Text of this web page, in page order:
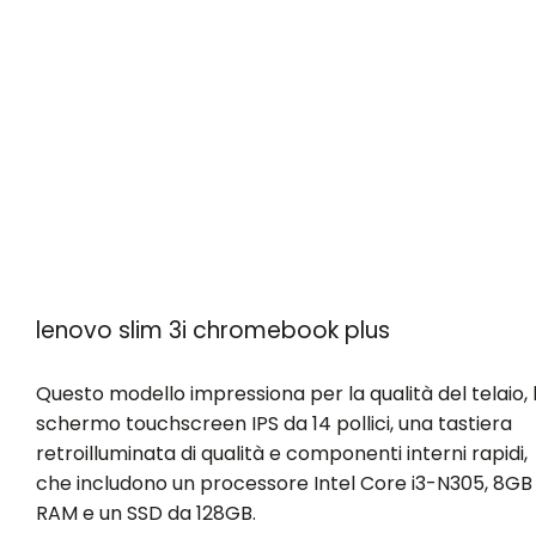
lenovo slim 3i chromebook plus
Questo modello impressiona per la qualità del telaio,
schermo touchscreen IPS da 14 pollici, una tastiera
retroilluminata di qualità e componenti interni rapidi,
che includono un processore Intel Core i3-N305, 8GB
RAM e un SSD da 128GB.